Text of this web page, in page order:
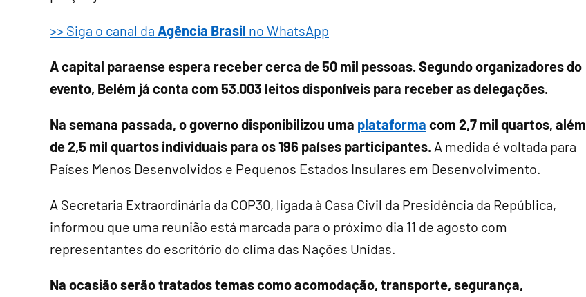
>> Siga o canal da Agência Brasil no WhatsApp
A capital paraense espera receber cerca de 50 mil pessoas. Segundo organizadores do
evento, Belém já conta com 53.003 leitos disponíveis para receber as delegações.
Na semana passada, o governo disponibilizou uma plataforma com 2,7 mil quartos, além
de 2,5 mil quartos individuais para os 196 países participantes. A medida é voltada para
Países Menos Desenvolvidos e Pequenos Estados Insulares em Desenvolvimento.
A Secretaria Extraordinária da COP30, ligada à Casa Civil da Presidência da República,
informou que uma reunião está marcada para o próximo dia 11 de agosto com
representantes do escritório do clima das Nações Unidas.
Na ocasião serão tratados temas como acomodação, transporte, segurança,